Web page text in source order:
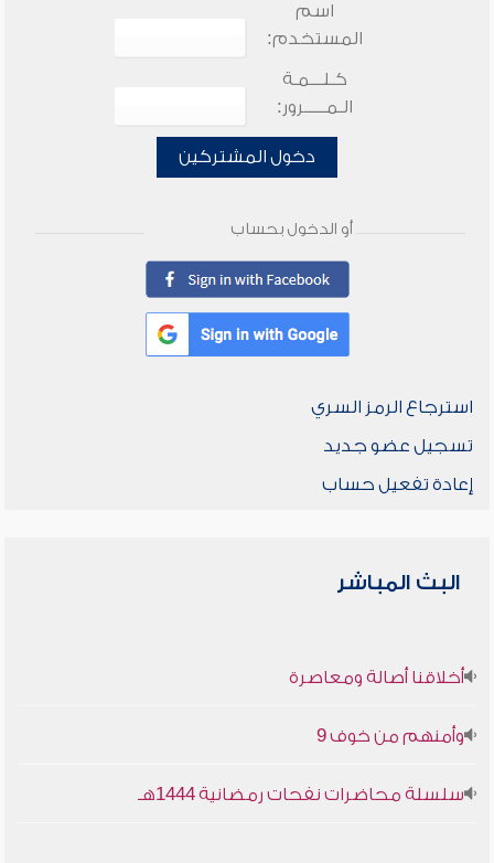
اسم
المستخدم:
كـلـــمـة
الـمـــــرور:
دخول المشتركين
أو الدخول بحساب
استرجاع الرمز السري
تسجيل عضو جديد
إعادة تفعيل حساب
البث المباشر
أخلاقنا أصالة ومعاصرة
وأمنهم من خوف 9
سلسلة محاضرات نفحات رمضانية 1444هـ